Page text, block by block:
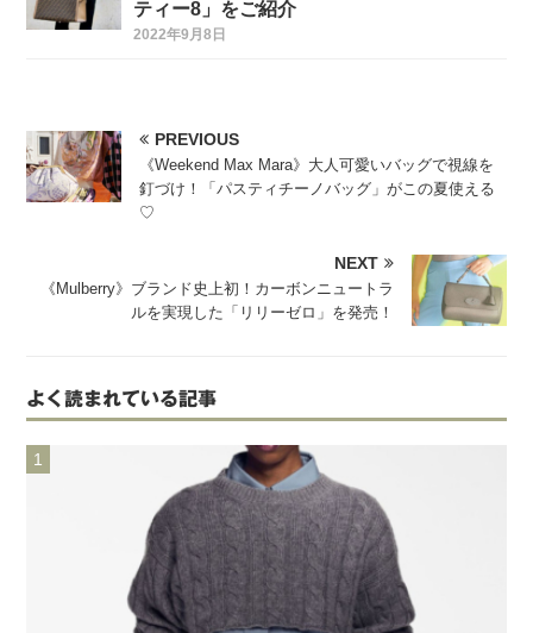
ティー8」をご紹介
2022年9月8日
PREVIOUS
《Weekend Max Mara》大人可愛いバッグで視線を
釘づけ！「パスティチーノバッグ」がこの夏使える
♡
NEXT
《Mulberry》ブランド史上初！カーボンニュートラ
ルを実現した「リリーゼロ」を発売！
よく読まれている記事